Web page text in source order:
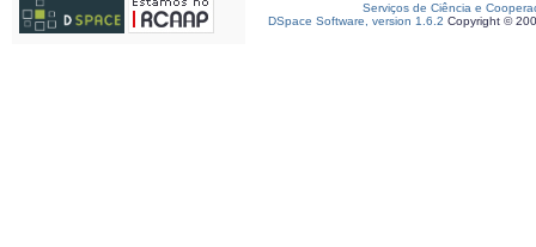
Serviços de Ciência e
DSpace Software, version 1.6.2 Copyright ©